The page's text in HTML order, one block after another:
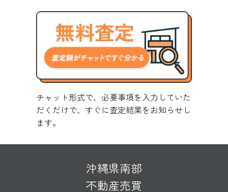
チャット形式で、必要事項を入力していた
だくだけで、すぐに査定結果をお知らせし
ます。
沖縄県南部
不動産売買